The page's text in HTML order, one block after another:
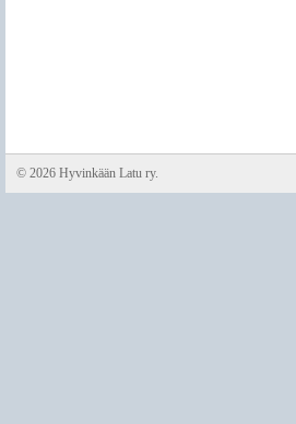
© 2026 Hyvinkään Latu ry.